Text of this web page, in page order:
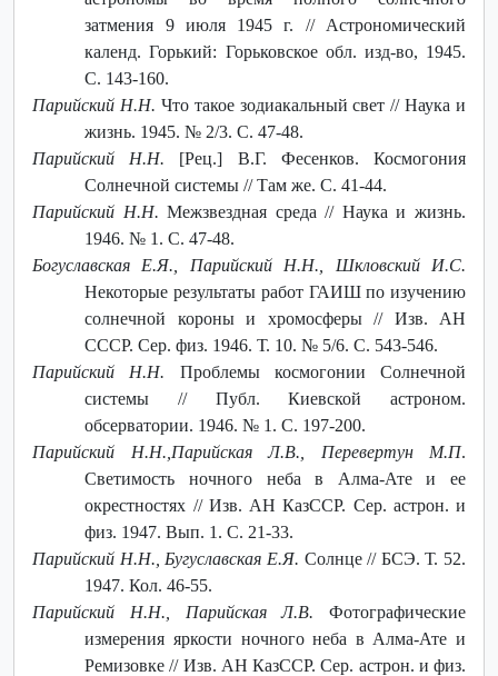
затмения 9 июля 1945 г. // Астрономический
календ. Горький: Горьковское обл. изд-во, 1945.
С. 143-160.
Парийский Н.Н. Что такое зодиакальный свет // Наука и
жизнь. 1945. № 2/3. С. 47-48.
Парийский Н.Н. [Рец.] В.Г. Фесенков. Космогония
Солнечной системы // Там же. С. 41-44.
Парийский Н.Н. Межзвездная среда // Наука и жизнь.
1946. № 1. С. 47-48.
Богуславская Е.Я., Парийский Н.Н., Шкловский И.С.
Некоторые результаты работ ГАИШ по изучению
солнечной короны и хромосферы // Изв. АН
СССР. Сер. физ. 1946. Т. 10. № 5/6. С. 543-546.
Парийский Н.Н. Проблемы космогонии Солнечной
системы // Публ. Киевской астроном.
обсерватории. 1946. № 1. С. 197-200.
Парийский Н.Н.,Парийская Л.В., Перевертун М.П.
Светимость ночного неба в Алма-Ате и ее
окрестностях // Изв. АН КазССР. Сер. астрон. и
физ. 1947. Вып. 1. С. 21-33.
Парийский Н.Н., Бугуславская Е.Я. Солнце // БСЭ. Т. 52.
1947. Кол. 46-55.
Парийский Н.Н., Парийская Л.В. Фотографические
измерения яркости ночного неба в Алма-Ате и
Ремизовке // Изв. АН КазССР. Сер. астрон. и физ.